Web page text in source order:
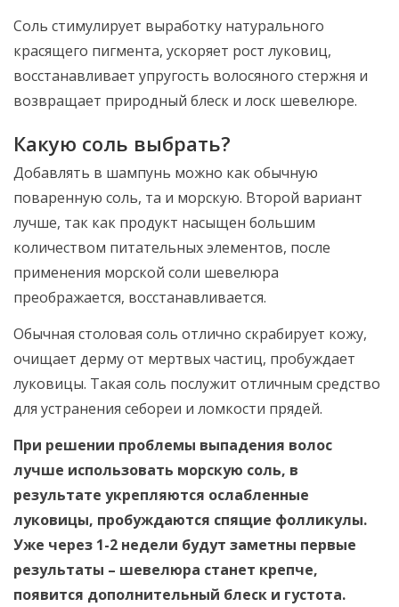
Соль стимулирует выработку натурального
красящего пигмента, ускоряет рост луковиц,
восстанавливает упругость волосяного стержня и
возвращает природный блеск и лоск шевелюре.
Какую соль выбрать?
Добавлять в шампунь можно как обычную
поваренную соль, та и морскую. Второй вариант
лучше, так как продукт насыщен большим
количеством питательных элементов, после
применения морской соли шевелюра
преображается, восстанавливается.
Обычная столовая соль отлично скрабирует кожу,
очищает дерму от мертвых частиц, пробуждает
луковицы. Такая соль послужит отличным средство
для устранения себореи и ломкости прядей.
При решении проблемы выпадения волос
лучше использовать морскую соль, в
результате укрепляются ослабленные
луковицы, пробуждаются спящие фолликулы.
Уже через 1-2 недели будут заметны первые
результаты – шевелюра станет крепче,
появится дополнительный блеск и густота.